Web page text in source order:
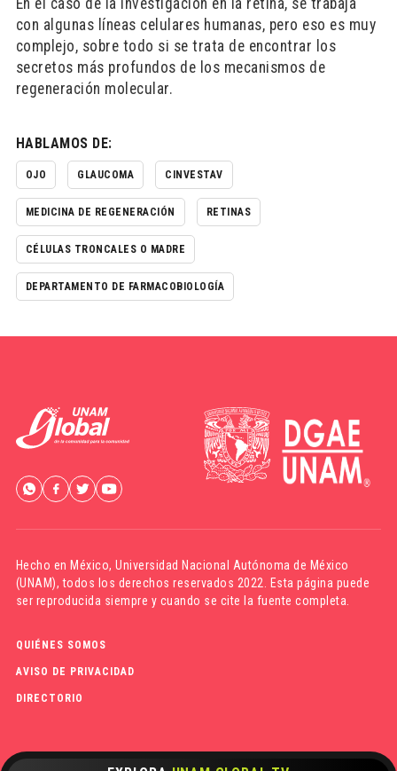
En el caso de la investigación en la retina, se trabaja
con algunas líneas celulares humanas, pero eso es muy
complejo, sobre todo si se trata de encontrar los
secretos más profundos de los mecanismos de
regeneración molecular.
HABLAMOS DE:
OJO GLAUCOMA CINVESTAV
MEDICINA DE REGENERACIÓN RETINAS
CÉLULAS TRONCALES O MADRE
DEPARTAMENTO DE FARMACOBIOLOGÍA
Hecho en México,Universidad Nacional Autónoma de México
(UNAM), todos los derechos reservados 2022. Esta página puede
ser reproducida siempre y cuando se cite la fuente completa.
QUIÉNES SOMOS
AVISO DE PRIVACIDAD
DIRECTORIO